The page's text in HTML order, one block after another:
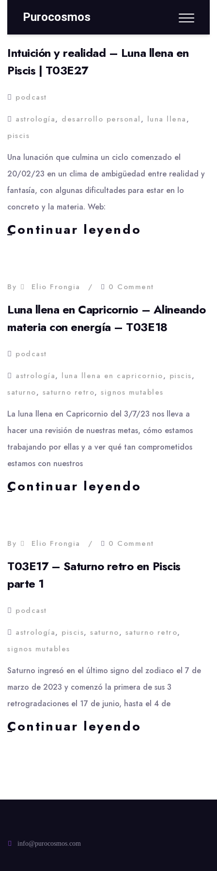
Purocosmos
Intuición y realidad – Luna llena en
Piscis | T03E27
podcast
astrología, desarrollo personal, luna llena,
piscis
Una lunación que culmina un ciclo comenzado el
20/02/23 en un clima de ambigüedad entre realidad y
fantasía, con algunas dificultades para estar en lo
concreto y la materia. Web:
Continuar leyendo
llena
Piscis
|
T03E27
By Elio Frongia 0 Comment
Luna llena en Capricornio – Alineando
materia con energía – T03E18
podcast
astrología, luna llena en capricornio, piscis,
saturno, saturno retro, signos mutables
La luna llena en Capricornio del 3/7/23 nos lleva a
hacer una revisión de nuestras metas, cómo estamos
trabajando por ellas y a ver qué tan comprometidos
estamos con nuestros
Continuar leyendo
Alineando
con
By Elio Frongia 0 Comment
T03E17 – Saturno retro en Piscis
parte 1
podcast
astrología, piscis, saturno, saturno retro,
signos mutables
Saturno ingresó en el último signo del zodiaco el 7 de
marzo de 2023 y comenzó la primera de sus 3
retrogradaciones el 17 de junio, hasta el 4 de
Continuar leyendo
parte
info@purocosmos.com